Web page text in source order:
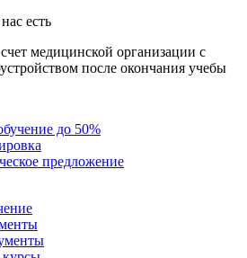
есть
медицинской организации с
после окончания учебы
до 50%
предложение